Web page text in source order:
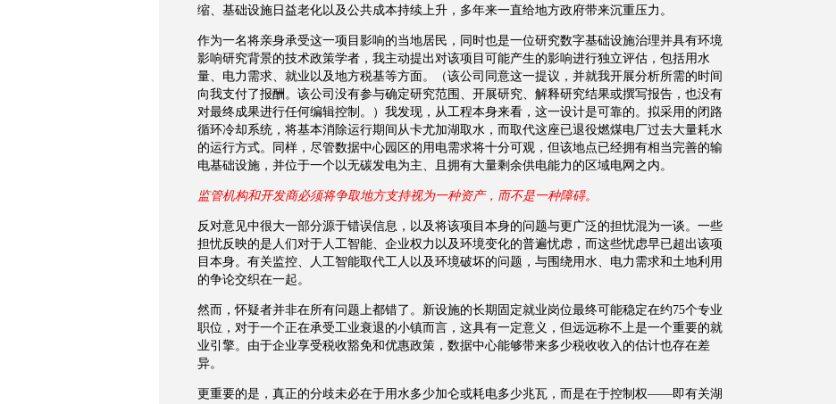
缩、基础设施日益老化以及公共成本持续上升，多年来一直给地方政府带来沉重压力。
作为一名将亲身承受这一项目影响的当地居民，同时也是一位研究数字基础设施治理并具有环境
影响研究背景的技术政策学者，我主动提出对该项目可能产生的影响进行独立评估，包括用水
量、电力需求、就业以及地方税基等方面。（该公司同意这一提议，并就我开展分析所需的时间
向我支付了报酬。该公司没有参与确定研究范围、开展研究、解释研究结果或撰写报告，也没有
对最终成果进行任何编辑控制。）我发现，从工程本身来看，这一设计是可靠的。拟采用的闭路
循环冷却系统，将基本消除运行期间从卡尤加湖取水，而取代这座已退役燃煤电厂过去大量耗水
的运行方式。同样，尽管数据中心园区的用电需求将十分可观，但该地点已经拥有相当完善的输
电基础设施，并位于一个以无碳发电为主、且拥有大量剩余供电能力的区域电网之内。
监管机构和开发商必须将争取地方支持视为一种资产，而不是一种障碍。
反对意见中很大一部分源于错误信息，以及将该项目本身的问题与更广泛的担忧混为一谈。一些
担忧反映的是人们对于人工智能、企业权力以及环境变化的普遍忧虑，而这些忧虑早已超出该项
目本身。有关监控、人工智能取代工人以及环境破坏的问题，与围绕用水、电力需求和土地利用
的争论交织在一起。
然而，怀疑者并非在所有问题上都错了。新设施的长期固定就业岗位最终可能稳定在约75个专业
职位，对于一个正在承受工业衰退的小镇而言，这具有一定意义，但远远称不上是一个重要的就
业引擎。由于企业享受税收豁免和优惠政策，数据中心能够带来多少税收收入的估计也存在差
异。
更重要的是，真正的分歧未必在于用水多少加仑或耗电多少兆瓦，而是在于控制权——即有关湖